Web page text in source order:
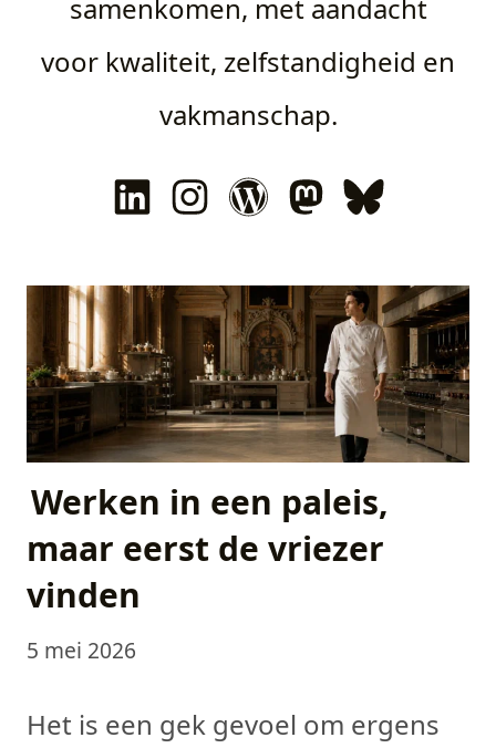
samenkomen, met aandacht
voor kwaliteit, zelfstandigheid en
vakmanschap.
Werken in een paleis,
maar eerst de vriezer
vinden
5 mei 2026
Het is een gek gevoel om ergens